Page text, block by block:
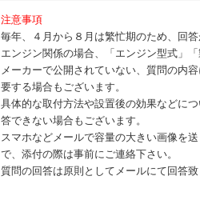
注意事項
毎年、４月から８月は繁忙期のため、回
エンジン関係の場合、「エンジン型式」
メーカーで公開されていない、質問の内
要する場合もございます。
具体的な取付方法や設置後の効果などに
答できない場合もございます。
スマホなどメールで容量の大きい画像を
で、添付の際は事前にご連絡下さい。
質問の回答は原則としてメールにて回答